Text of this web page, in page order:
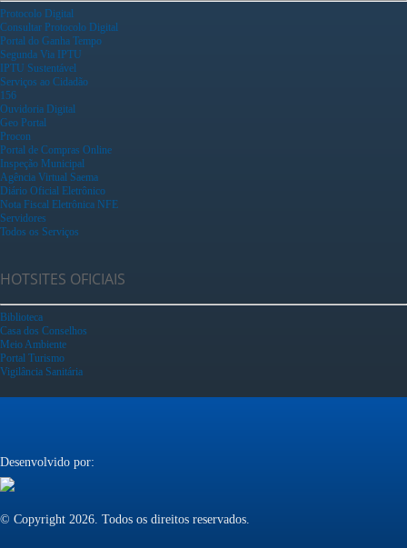
Protocolo Digital
Consultar Protocolo Digital
Portal do Ganha Tempo
Segunda Via IPTU
IPTU Sustentável
Serviços ao Cidadão
156
Ouvidoria Digital
Geo Portal
Procon
Portal de Compras Online
Inspeção Municipal
Agência Virtual Saema
Diário Oficial Eletrônico
Nota Fiscal Eletrônica NFE
Servidores
Todos os Serviços
HOTSITES OFICIAIS
Biblioteca
Casa dos Conselhos
Meio Ambiente
Portal Turismo
Vigilância Sanitária
Desenvolvido por:
© Copyright 2026. Todos os direitos reservados.